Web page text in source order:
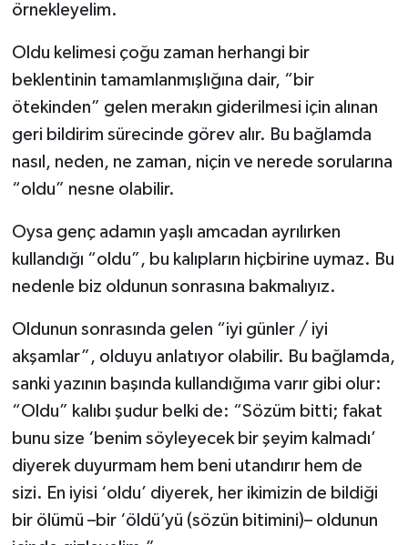
örnekleyelim.
Oldu kelimesi çoğu zaman herhangi bir
beklentinin tamamlanmışlığına dair, “bir
ötekinden” gelen merakın giderilmesi için alınan
geri bildirim sürecinde görev alır. Bu bağlamda
nasıl, neden, ne zaman, niçin ve nerede sorularına
“oldu” nesne olabilir.
Oysa genç adamın yaşlı amcadan ayrılırken
kullandığı “oldu”, bu kalıpların hiçbirine uymaz. Bu
nedenle biz oldunun sonrasına bakmalıyız.
Oldunun sonrasında gelen “iyi günler / iyi
akşamlar”, olduyu anlatıyor olabilir. Bu bağlamda,
sanki yazının başında kullandığıma varır gibi olur:
“Oldu” kalıbı şudur belki de: “Sözüm bitti; fakat
bunu size ‘benim söyleyecek bir şeyim kalmadı’
diyerek duyurmam hem beni utandırır hem de
sizi. En iyisi ‘oldu’ diyerek, her ikimizin de bildiği
bir ölümü –bir ‘öldü’yü (sözün bitimini)– oldunun